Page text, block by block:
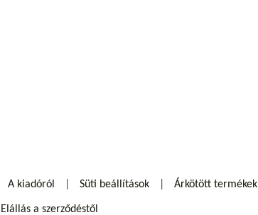
A kiadóról Süti beállítások Árkötött termékek
Elállás a szerződéstől